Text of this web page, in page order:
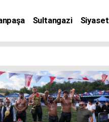
Sultangazi Siyaset